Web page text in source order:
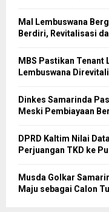
Mal Lembuswana
Berdiri, Revitalisasi
MBS Pastikan Tenant
Lembuswana
Dinkes Samarinda
Meski Pembiayaan
DPRD Kaltim Nilai
Perjuangan TKD ke
Musda Golkar
Maju sebagai Calon